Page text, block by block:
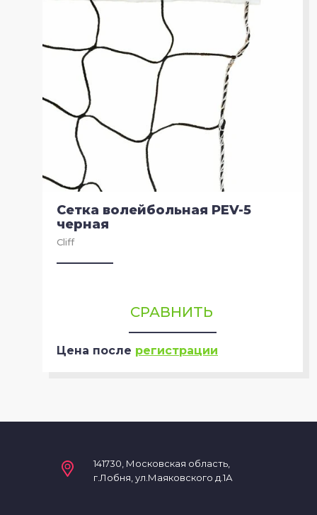
Сетка волейбольная PEV-5
черная
Cliff
СРАВНИТЬ
Цена после регистрации
141730, Московская область,
г.Лобня, ул.Маяковского д.1А